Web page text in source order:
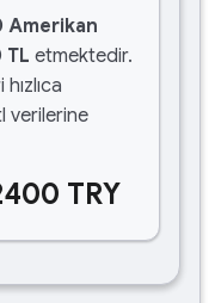
Amerikan
TL etmektedir.
verilerine
TRY